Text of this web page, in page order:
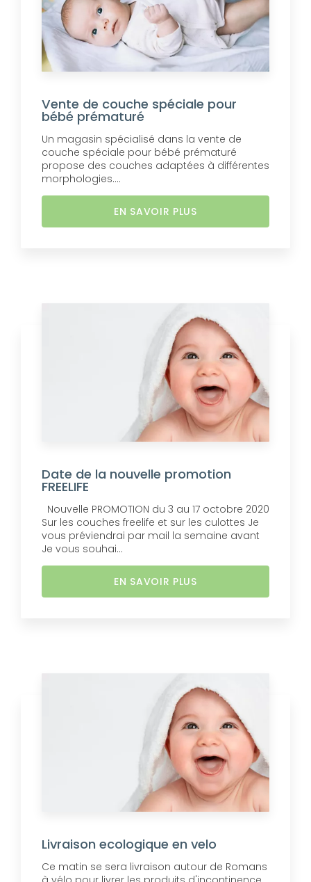
Vente de couche spéciale pour
bébé prématuré
Un magasin spécialisé dans la vente de
couche spéciale pour bébé prématuré
propose des couches adaptées à différentes
morphologies....
EN SAVOIR PLUS
Date de la nouvelle promotion
FREELIFE
Nouvelle PROMOTION du 3 au 17 octobre 2020
Sur les couches freelife et sur les culottes Je
vous préviendrai par mail la semaine avant
Je vous souhai...
EN SAVOIR PLUS
Livraison ecologique en velo
Ce matin se sera livraison autour de Romans